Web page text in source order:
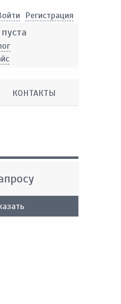
Pегистрация
КОНТАКТЫ